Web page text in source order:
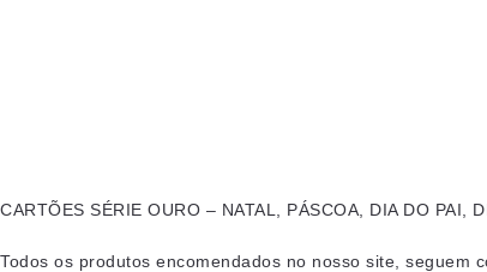
CARTÕES SÉRIE OURO – NATAL, PÁSCOA, DIA DO PAI,
Todos os produtos encomendados no nosso site, seguem